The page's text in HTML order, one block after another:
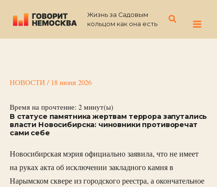
содержимому
Жизнь за Садовым
кольцом как она есть
Поиск
НОВОСТИ / 18 июня 2026
Время на прочтение: 2 минут(ы)
В статусе памятника жертвам террора запутались
власти Новосибирска: чиновники противоречат
сами себе
Новосибирская мэрия официально заявила, что не имеет
на руках акта об исключении закладного камня в
Нарымском сквере из городского реестра, а окончательное